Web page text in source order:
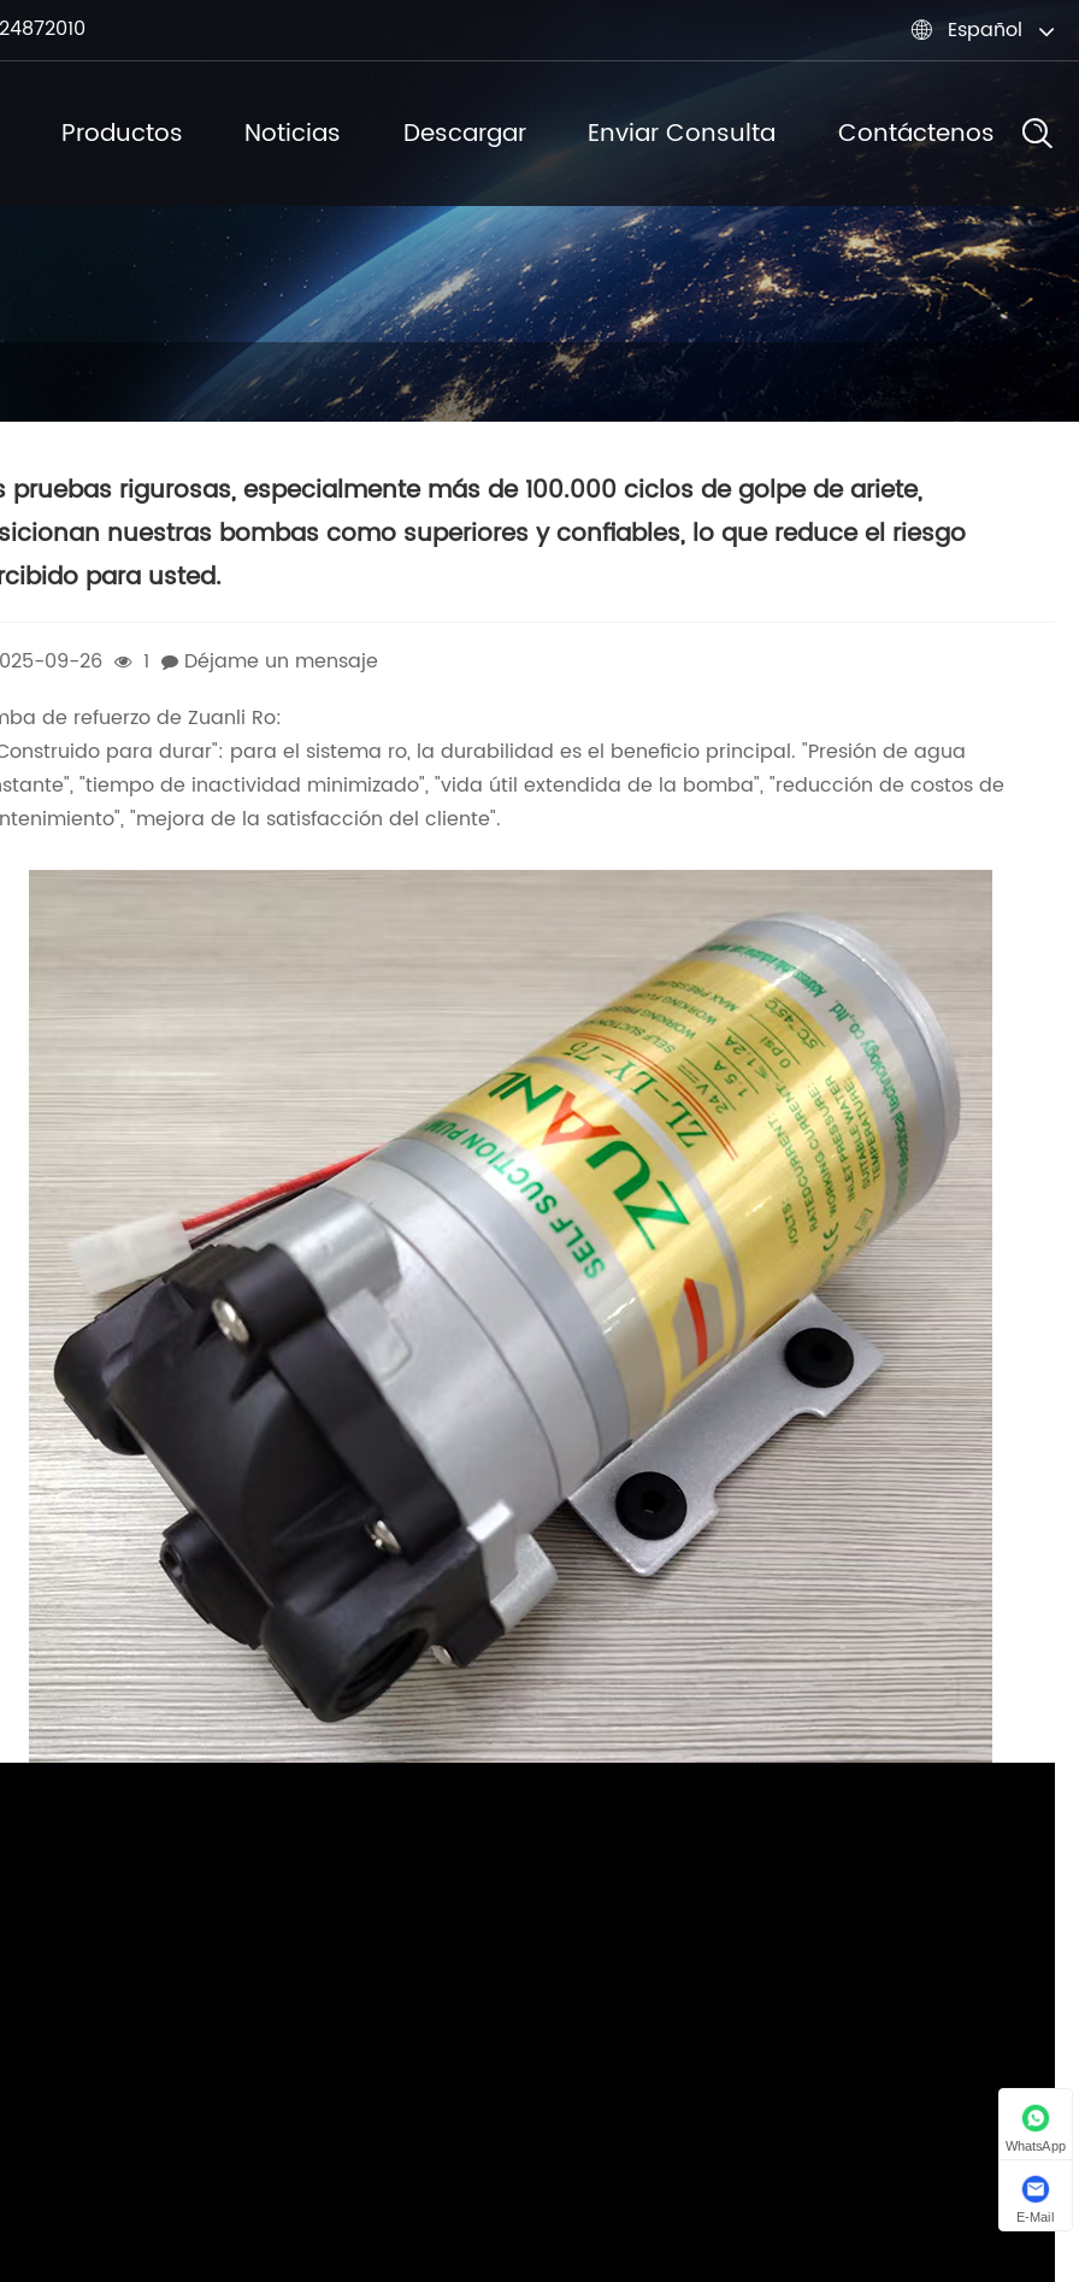
 Español
Productos Noticias Descargar Enviar Consulta Contáctenos
pruebas rigurosas, especialmente más de 100.000 ciclos de golpe de ariete,
nuestras bombas como superiores y confiables, lo que reduce el riesgo
para usted.
09-26 1
Déjame un mensaje
de refuerzo de Zuanli Ro:
para durar": para el sistema ro, la durabilidad es el beneficio principal. "Presión de agua
"tiempo de inactividad minimizado", "vida útil extendida de la bomba", "reducción de costos de
"mejora de la satisfacción del cliente".
WhatsApp
E-Mail